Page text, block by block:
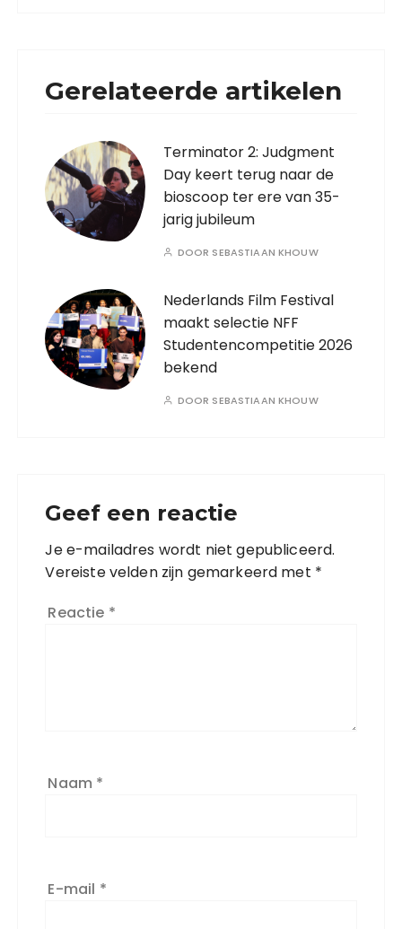
Gerelateerde artikelen
Terminator 2: Judgment
Day keert terug naar de
bioscoop ter ere van 35-
jarig jubileum
DOOR SEBASTIAAN KHOUW
Nederlands Film Festival
maakt selectie NFF
Studentencompetitie 2026
bekend
DOOR SEBASTIAAN KHOUW
Geef een reactie
Je e-mailadres wordt niet gepubliceerd.
Vereiste velden zijn gemarkeerd met *
Reactie *
Naam *
E-mail *